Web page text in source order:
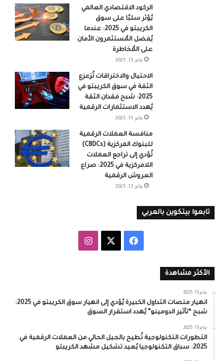
الركود الاقتصادي العالمي
يُؤثر سلبًا على سوق
الكريبتو في 2025: عندما
يُفضل المُستثمرون الأمان
على المُخاطرة
يناير 13, 2025
الاحتيال والاختراقات تُزعزع
الثقة في سوق الكريبتو في
2025: شبح فقدان الثقة
يُهدد الاستثمارات الرقمية
يناير 13, 2025
منافسة العملات الرقمية
للبنوك المركزية (CBDCs)
تُؤدي إلى تراجع العملات
اللامركزية في 2025: صراع
العروش الرقمية
يناير 13, 2025
تابعوا بيتكوين بالعربي
فيسبوك انستقرام
الأكثر مشاهدة
يناير 13, 2025
انهيار منصات التداول الكبيرة يُؤدي إلى انهيار سوق الكريبتو في 2025:
شبح “تأثير الدومينو” يُهدد استقرار السوق
يناير 13, 2025
التطورات التكنولوجية تُطيح بالجيل الحالي من العملات الرقمية في
2025: سباق التكنولوجيا يُعيد تشكيل مشهد الكريبتو